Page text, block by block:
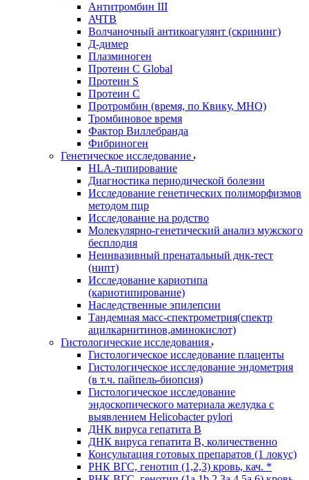
Антитромбин III
АЧТВ
Волчаночный антикоагулянт (скрининг)
Д-димер
Плазминоген
Протеин C Global
Протеин S
Протеин С
Протромбин (время, по Квику, МНО)
Тромбиновое время
Фактор Виллебранда
Фибриноген
Генетическое исследование
HLA-типирование
Диагностика периодической болезни
Исследование генетических полиморфизмов
методом пцр
Исследование на родство
Молекулярно-генетический анализ мужского
бесплодия
Неинвазивный пренатальный днк-тест
(нипт)
Исследование кариотипа
(кариотипирование)
Наследственные эпилепсии
Тандемная масс-спектрометрия(спектр
ацилкарнитинов,аминокислот)
Гистологические исследования
Гистологическое исследование плаценты
Гистологическое исследование эндометрия
(в т.ч. пайпель-биопсия)
Гистологическое исследование
эндоскопического материала желудка с
выявлением Helicobacter pylori
ДНК вируса гепатита B
ДНК вируса гепатита B, количественно
Консультация готовых препаратов (1 локус)
РНК ВГC, генотип (1,2,3) кровь, кач. *